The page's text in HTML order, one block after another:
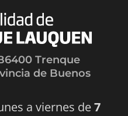
Trenque
de Buenos
a viernes de7